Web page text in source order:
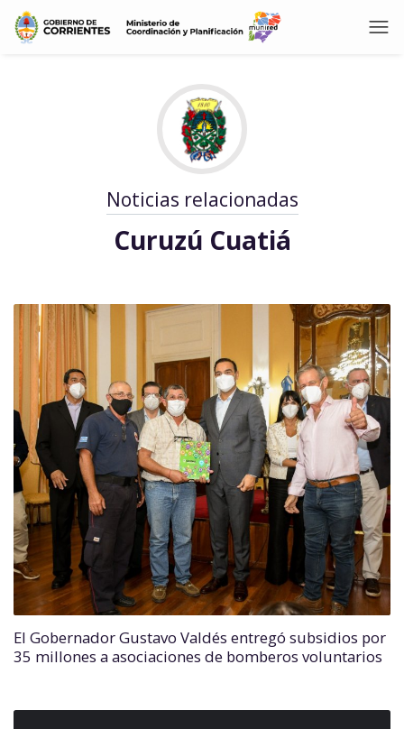
Noticias relacionadas
Curuzú Cuatiá
El Gobernador Gustavo Valdés entregó subsidios por
35 millones a asociaciones de bomberos voluntarios